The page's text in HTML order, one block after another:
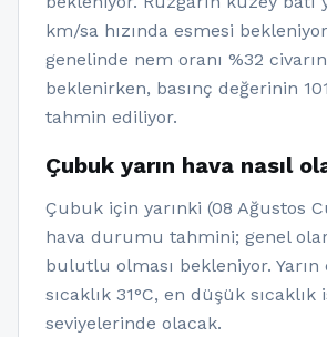
km/sa hızında esmesi
genelinde nem oranı %32
beklenirken, basınç değerinin
tahmin ediliyor.
Çubuk yarın hava nasıl
Çubuk için yarınki (08 Ağustos
hava durumu tahmini; genel
bulutlu olması bekleniyor. Yarın
sıcaklık 31°C, en düşük sıcaklık
seviyelerinde olacak.